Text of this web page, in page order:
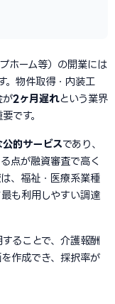
ホーム等）の開業には
。物件取得・内装工
が2ヶ月遅れという業界
です。
公的サービスであり、
点が融資審査で高く
は、福祉・医療系業種
も利用しやすい調達
ることで、介護報酬
作成でき、採択率が